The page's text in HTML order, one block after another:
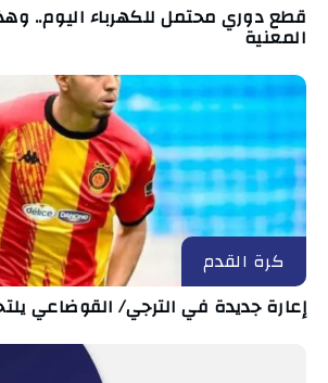
قطع دوري محتمل للكهرباء اليوم..
المعنية
كرة القدم
إعارة جديدة في الترجي/ القوضاعي